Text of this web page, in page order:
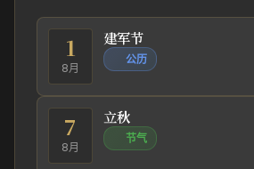
1
8月
建军节
公历
7
8月
立秋
节气